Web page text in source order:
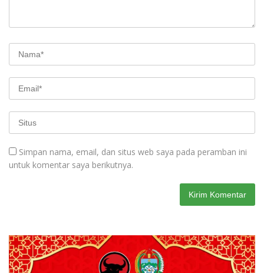
Simpan nama, email, dan situs web saya pada peramban ini
untuk komentar saya berikutnya.